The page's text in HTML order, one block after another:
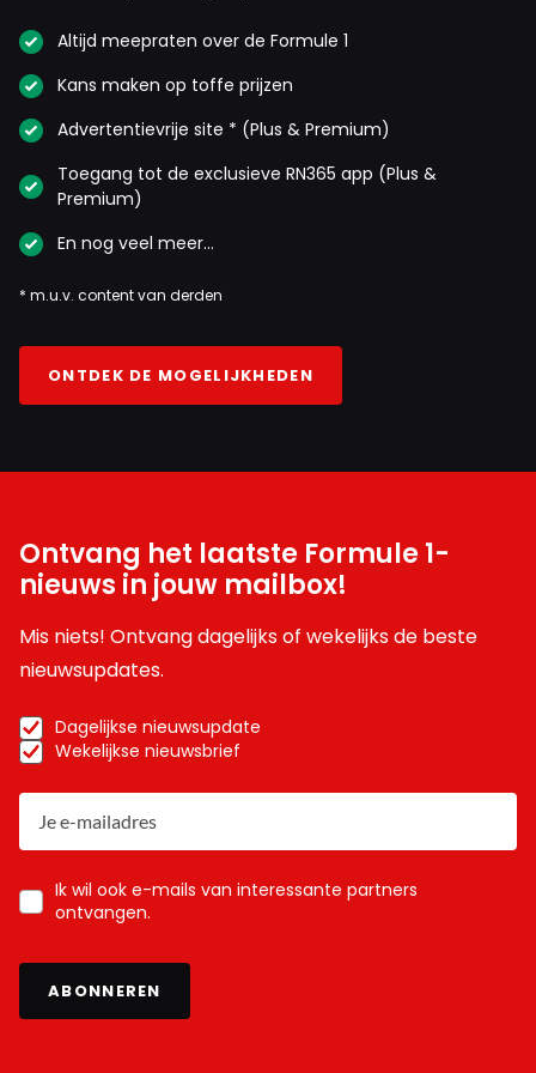
Altijd meepraten over de Formule 1
Kans maken op toffe prijzen
Advertentievrije site * (Plus & Premium)
Toegang tot de exclusieve RN365 app (Plus &
Premium)
En nog veel meer…
* m.u.v. content van derden
ONTDEK DE MOGELIJKHEDEN
Ontvang het laatste Formule 1-
nieuws in jouw mailbox!
Mis niets! Ontvang dagelijks of wekelijks de beste
nieuwsupdates.
Dagelijkse nieuwsupdate
Wekelijkse nieuwsbrief
Ik wil ook e-mails van interessante partners
ontvangen.
ABONNEREN